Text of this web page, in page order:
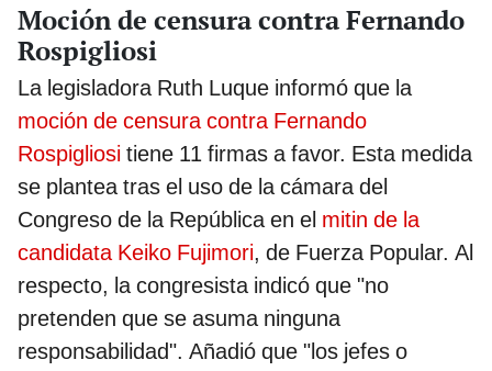
Moción de censura contra Fernando
Rospigliosi
La legisladora Ruth Luque informó que la
moción de censura contra Fernando
Rospigliosi tiene 11 firmas a favor. Esta medida
se plantea tras el uso de la cámara del
Congreso de la República en el mitin de la
candidata Keiko Fujimori, de Fuerza Popular. Al
respecto, la congresista indicó que "no
pretenden que se asuma ninguna
responsabilidad". Añadió que "los jefes o